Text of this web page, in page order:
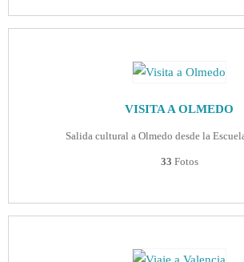
VISITA A OLMEDO
Salida cultural a Olmedo desde la
33 Fotos